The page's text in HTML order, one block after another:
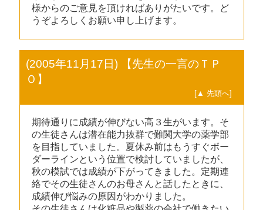
様からのご意見を頂ければありがたいです。ど
うぞよろしくお願い申し上げます。
(2005年11月17日) 【先生の一言のＴＰ
Ｏ】
[▲ 先頭へ]
期待通りに成績が伸びない高３生がいます。そ
の生徒さんは潜在能力抜群で難関大学の薬学部
を目指していました。夏休み前はもうすぐボー
ダーラインという位置で検討していましたが、
秋の模試では成績が下がってきました。定期連
絡でその生徒さんのお母さんと話したときに、
成績伸び悩みの原因がわかりました。